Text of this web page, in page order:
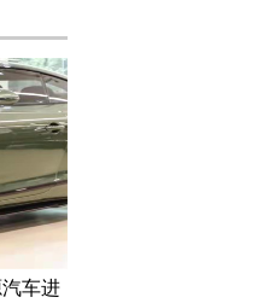
车进